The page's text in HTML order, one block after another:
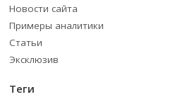
Новости сайта
Примеры аналитики
Статьи
Эксклюзив
Теги